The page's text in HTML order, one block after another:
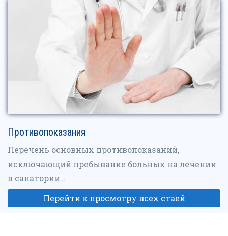
Противопоказания
Перечень основных противопоказаний,
исключающий пребывание больных на лечении
в санатории…
Перейти к просмотру всех стаей